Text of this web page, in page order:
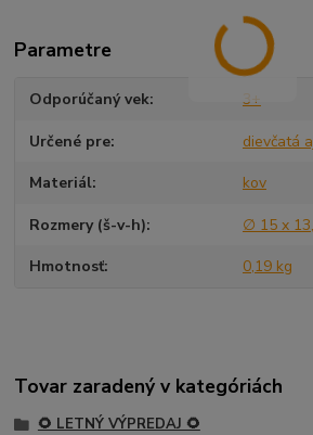
Parametre
Odporúčaný vek 3+
Určené pre dievčatá
Materiál kov
Rozmery (š-v-h) ∅ 15 x
Hmotnosť 0,19 kg
Tovar zaradený v kategóriách
🌻 LETNÝ VÝPREDAJ 🌻